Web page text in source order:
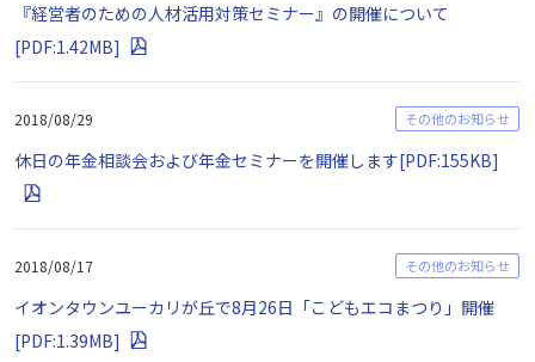
『経営者のための人材活用対策セミナー』の開催について
[PDF:1.42MB]
2018/08/29 その他のお知らせ
休日の年金相談会および年金セミナーを開催します[PDF:155KB]
2018/08/17 その他のお知らせ
イオンタウンユーカリが丘で8月26日「こどもエコまつり」開催
[PDF:1.39MB]